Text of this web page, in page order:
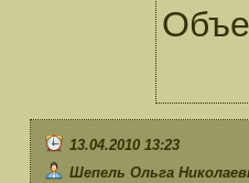
13.04.2010 13:23
Шепель Ольга